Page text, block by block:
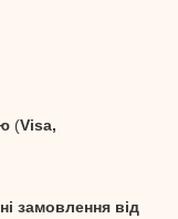
(Visa,
замовлення від